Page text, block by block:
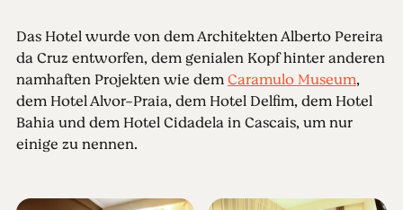
Das Hotel wurde von dem Architekten Alberto Pereira
da Cruz entworfen, dem genialen Kopf hinter anderen
namhaften Projekten wie demCaramulo Museum,
dem Hotel Alvor-Praia, dem Hotel Delfim, dem Hotel
Bahia und dem Hotel Cidadela in Cascais, um nur
einige zu nennen.